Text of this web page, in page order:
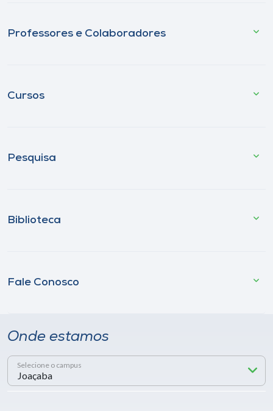
Professores e Colaboradores
Cursos
Pesquisa
Biblioteca
Fale Conosco
Onde estamos
Selecione o campus